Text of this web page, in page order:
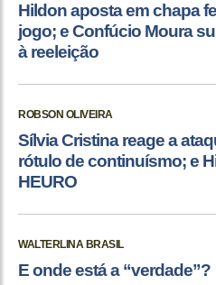
Hildon aposta em chapa
jogo; e Confúcio Moura
à reeleição
ROBSON OLIVEIRA
Sílvia Cristina reage a
rótulo de continuísmo; e
HEURO
WALTERLINA BRASIL
E onde está a “verdade”?